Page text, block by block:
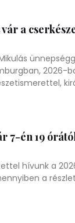
a
2026-
7-én 19
hívunk a
a